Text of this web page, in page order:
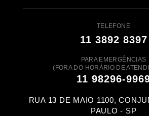
TELEFONE
11 3892 8397
PARA EMERGÊNCIAS
(FORA DO HORÁRIO DE
11 98296-
RUA 13 DE MAIO 1100,
PAULO - SP